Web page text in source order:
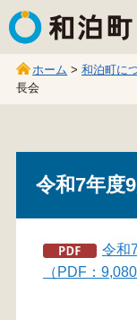
和泊町
ホーム >和泊町に
長会
令和7年度
令和
（PDF：